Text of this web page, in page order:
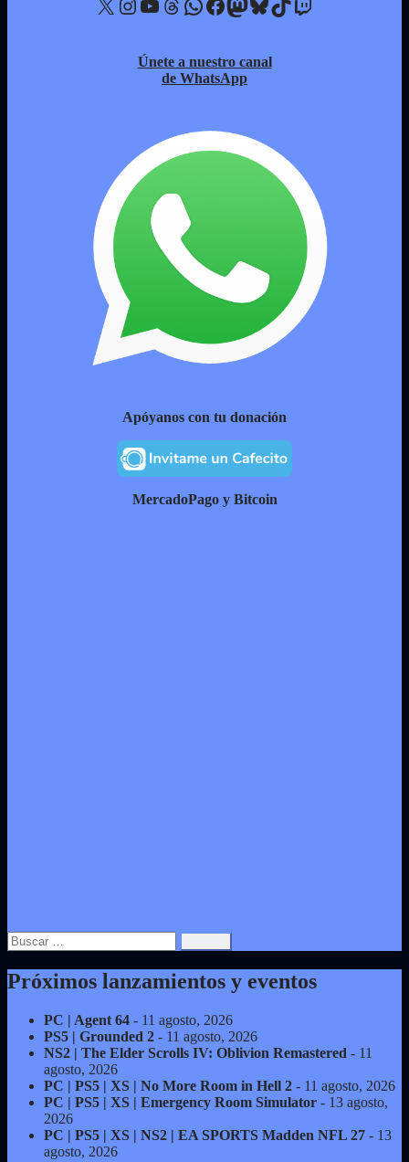
X Instagram YouTube Threads WhatsApp Facebook Mastodon Bluesky TikTok Twitch
Únete a nuestro canal
de WhatsApp
Apóyanos con tu donación
MercadoPago y Bitcoin
Buscar:
Próximos lanzamientos y eventos
PC | Agent 64 - 11 agosto, 2026
PS5 | Grounded 2 - 11 agosto, 2026
NS2 | The Elder Scrolls IV: Oblivion Remastered - 11
agosto, 2026
PC | PS5 | XS | No More Room in Hell 2 - 11 agosto, 2026
PC | PS5 | XS | Emergency Room Simulator - 13 agosto,
2026
PC | PS5 | XS | NS2 | EA SPORTS Madden NFL 27 - 13
agosto, 2026